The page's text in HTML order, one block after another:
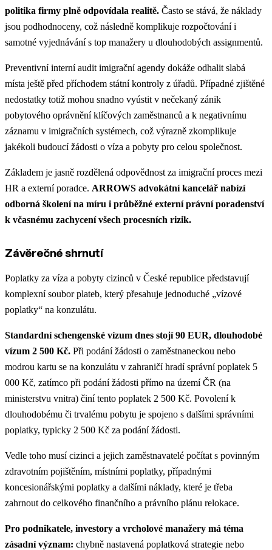
politika firmy plně odpovídala realitě. Často se stává, že náklady
jsou podhodnoceny, což následně komplikuje rozpočtování i
samotné vyjednávání s top manažery u dlouhodobých assignmentů.
Preventivní interní audit imigrační agendy dokáže odhalit slabá
místa ještě před příchodem státní kontroly z úřadů. Případné zjištěné
nedostatky totiž mohou snadno vyústit v nečekaný zánik
pobytového oprávnění klíčových zaměstnanců a k negativnímu
záznamu v imigračních systémech, což výrazně zkomplikuje
jakékoli budoucí žádosti o víza a pobyty pro celou společnost.
Základem je jasně rozdělená odpovědnost za imigrační proces mezi
HR a externí poradce. ARROWS advokátní kancelář nabízí
odborná školení na míru i průběžné externí právní poradenství
k včasnému zachycení všech procesních rizik.
Závěrečné shrnutí
Poplatky za víza a pobyty cizinců v České republice představují
komplexní soubor plateb, který přesahuje jednoduché „vízové
poplatky“ na konzulátu.
Standardní schengenské vízum dnes stojí 90 EUR, dlouhodobé
vízum 2 500 Kč. Při podání žádosti o zaměstnaneckou nebo
modrou kartu se na konzulátu v zahraničí hradí správní poplatek 5
000 Kč, zatímco při podání žádosti přímo na území ČR (na
ministerstvu vnitra) činí tento poplatek 2 500 Kč. Povolení k
dlouhodobému či trvalému pobytu je spojeno s dalšími správními
poplatky, typicky 2 500 Kč za podání žádosti.
Vedle toho musí cizinci a jejich zaměstnavatelé počítat s povinným
zdravotním pojištěním, místními poplatky, případnými
koncesionářskými poplatky a dalšími náklady, které je třeba
zahrnout do celkového finančního a právního plánu relokace.
Pro podnikatele, investory a vrcholové manažery má téma
zásadní význam: chybně nastavená poplatková strategie nebo